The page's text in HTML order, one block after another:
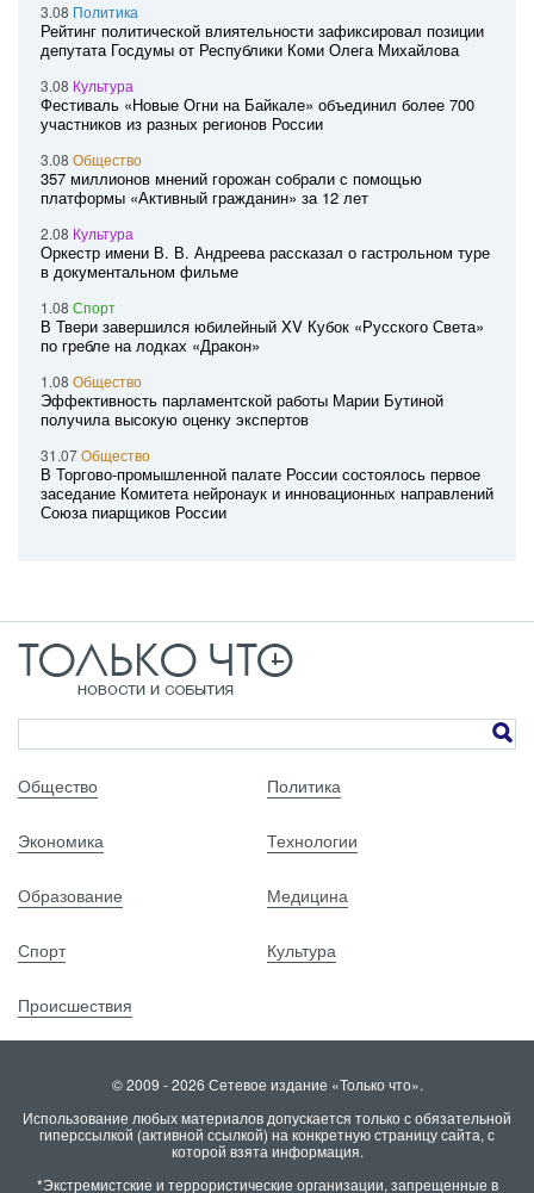
3.08 Политика
Рейтинг политической влиятельности зафиксировал позиции
депутата Госдумы от Республики Коми Олега Михайлова
3.08 Культура
Фестиваль «Новые Огни на Байкале» объединил более 700
участников из разных регионов России
3.08 Общество
357 миллионов мнений горожан собрали с помощью
платформы «Активный гражданин» за 12 лет
2.08 Культура
Оркестр имени В. В. Андреева рассказал о гастрольном туре
в документальном фильме
1.08 Спорт
В Твери завершился юбилейный XV Кубок «Русского Света»
по гребле на лодках «Дракон»
1.08 Общество
Эффективность парламентской работы Марии Бутиной
получила высокую оценку экспертов
31.07Общество
В Торгово-промышленной палате России состоялось первое
заседание Комитета нейронаук и инновационных направлений
Союза пиарщиков России
Общество Политика
Экономика Технологии
Образование Медицина
Спорт Культура
Происшествия
© 2009 - 2026 Сетевое издание «Только что».
Использование любых материалов допускается только с обязательной
гиперссылкой (активной ссылкой) на конкретную страницу сайта, с
которой взята информация.
*Экстремистские и террористические организации, запрещенные в